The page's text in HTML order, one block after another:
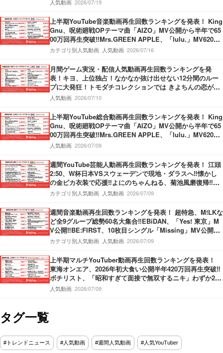
人気動画 2026/07/19
上半期YouTube音楽動画再生回数ランキングを発表！ King
Gnu、呪術廻戦OPテーマ曲「AIZO」MV公開から半年で65
00万回再生突破‼Mrs.GREEN APPLE、「lulu.」MV6200
万回再生突破‼M!LK、「爆裂愛してる」第3位獲得‼
カテゴリ別人気動画 人気動画 2026/07/16
月間ゲーム実況・配信人気動画再生回数ランキングを発
表！キヨ、上位独占！なかなか抜け出せない12分間のルー
プに大発狂！トモダチコレクションでは きよちんの恋が動
き出す！盲目少女をぬいぐるみを使って救うホラーゲーム
人気動画 2026/07/10
上半期YouTube総合動画再生回数ランキングを発表！ King
Gnu、呪術廻戦OPテーマ曲「AIZO」MV公開から半年で65
00万回再生突破‼Mrs.GREEN APPLE、「lulu.」MV6200
万回再生突破‼M!LK、「爆裂愛してる」第3位獲得‼
人気動画 2026/07/09
週間YouTube芸能人動画再生回数ランキングを発表！ 江頭
2:50、W杯日本VSスウェーデンで現地・ダラスへ‼懐かし
の金ピカ衣装で応援‼よにのちゃんねる、菊池風磨復帰‼神
楽坂のてんぷらの名店へ！捨て猫オーディション最終回公
カテゴリ別人気動画 人気動画 2026/07/09
週間音楽動画再生回数ランキングを発表！ 超特急、M!LKな
ど全9グループ総勢60名大集合‼EBiDAN、「Yes! 東京」M
V公開‼BE:FIRST、10枚目シングル「Missing」MV公開‼M
ove ver.＆Story ver.の2本立てMV‼THE FIRST TAKE、Kvi
カテゴリ別人気動画 人気動画 2026/07/09
上半期マルチYouTuber動画再生回数ランキングを発表！
東海オンエア、2026年初大食い公開半年420万回再生突破‼
ボチリスト、「昭和すぎて面接で無双するニキ」わずか2ヶ
月で420万回再生‼うじとうえだ、100種類お酒図鑑ハワイ
人気動画 2026/07/09
タグ一覧
#トレンドニュース #人気動画 #週間人気動画 #人気YouTuber